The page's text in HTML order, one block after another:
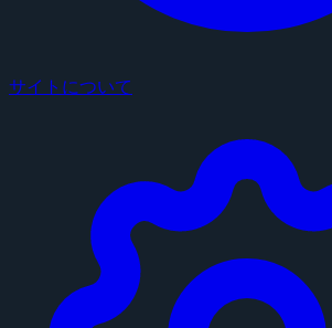
サイトについて